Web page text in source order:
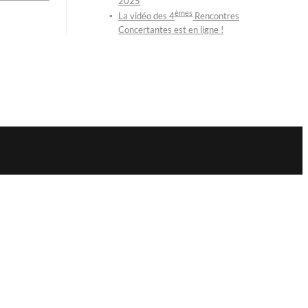
La vidéo des 4èmes Rencontres
Concertantes est en ligne !